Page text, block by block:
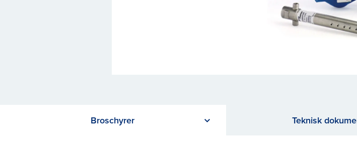
Broschyrer Teknisk